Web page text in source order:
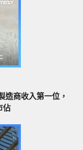
商收入第一位，
佔